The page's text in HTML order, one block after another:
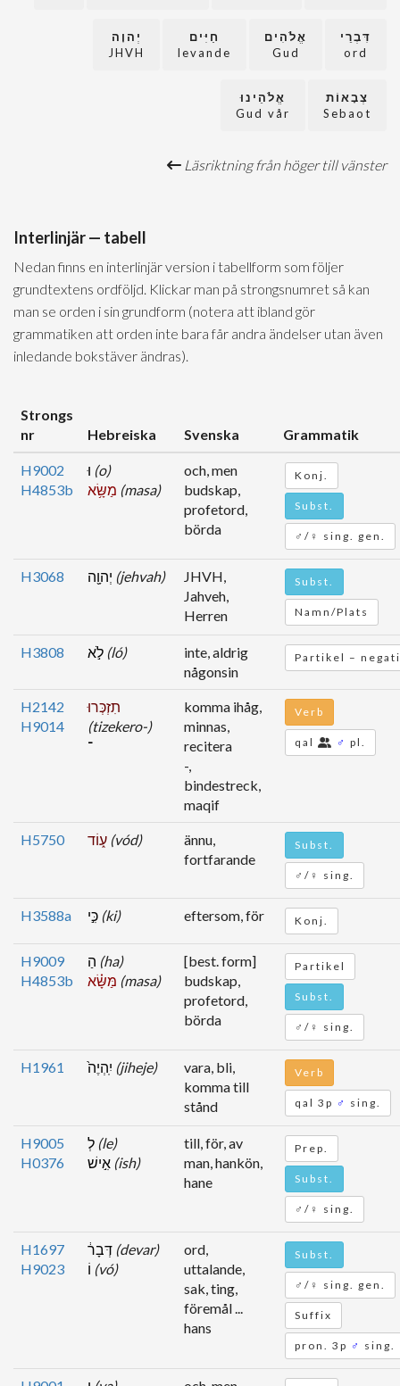
דִּבְרֵי
ord
אֱלֹהִים
Gud
חַיִּים
levande
יְהוָה
JHVH
צְבָאוֹת
Sebaot
אֱלֹהֵינוּ
Gud vår
Läsriktning från höger till vänster
Interlinjär — tabell
Nedan finns en interlinjär version i tabellform som följer
grundtextens ordföljd. Klickar man på strongsnumret så kan
man se orden i sin grundform (notera att ibland gör
grammatiken att orden inte bara får andra ändelser utan även
inledande bokstäver ändras).
Strongs
nr
Hebreiska Svenska Grammatik
H9002
H4853b
(o)
(masa)
och, men
budskap,
profetord,
börda
Konj.
Subst.
♂/♀ sing. gen.
H3068 (jehvah)
JHVH,
Jahveh,
Herren
Subst.
Namn/Plats
H3808 (ló)
inte, aldrig
någonsin
Partikel –
H2142
H9014
תִזְכְּרוּ
(tizekero-)
־
komma ihåg,
minnas,
recitera
-,
bindestreck,
maqif
Verb
qal ♂ pl.
H5750 (vód)
ännu,
fortfarande
Subst.
♂/♀ sing.
H3588a (ki) eftersom, för Konj.
H9009
H4853b
(ha)
(masa)
[best. form]
budskap,
profetord,
börda
Partikel
Subst.
♂/♀ sing.
H1961 (jiheje)
vara, bli,
komma till
stånd
Verb
qal 3p ♂ sing.
H9005
H0376
(le)
(ish)
till, för, av
man, hankön,
hane
Prep.
Subst.
♂/♀ sing.
H1697
H9023
(devar)
(vó)
ord,
uttalande,
sak, ting,
föremål ...
hans
Subst.
♂/♀ sing. gen.
Suffix
pron. 3p ♂ sing.